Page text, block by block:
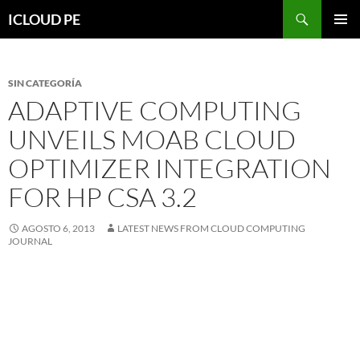
hacia
ICLOUD PE
SIN CATEGORÍA
ADAPTIVE COMPUTING
UNVEILS MOAB CLOUD
OPTIMIZER INTEGRATION
FOR HP CSA 3.2
AGOSTO 6, 2013
LATEST NEWS FROM CLOUD COMPUTING
JOURNAL